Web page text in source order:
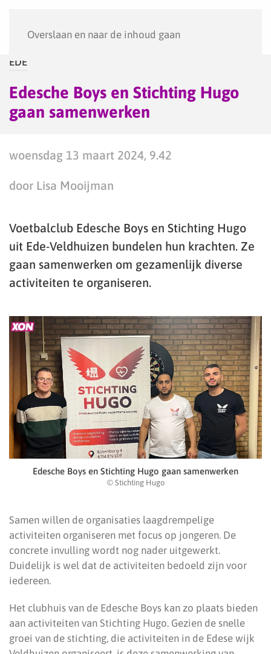
Overslaan en naar de inhoud gaan
EDE
Edesche Boys en Stichting Hugo
gaan samenwerken
woensdag 13 maart 2024, 9.42
door Lisa Mooijman
Voetbalclub Edesche Boys en Stichting Hugo
uit Ede-Veldhuizen bundelen hun krachten. Ze
gaan samenwerken om gezamenlijk diverse
activiteiten te organiseren.
Edesche Boys en Stichting Hugo gaan samenwerken
© Stichting Hugo
Samen willen de organisaties laagdrempelige
activiteiten organiseren met focus op jongeren. De
concrete invulling wordt nog nader uitgewerkt.
Duidelijk is wel dat de activiteiten bedoeld zijn voor
iedereen.
Het clubhuis van de Edesche Boys kan zo plaats bieden
aan activiteiten van Stichting Hugo. Gezien de snelle
groei van de stichting, die activiteiten in de Edese wijk